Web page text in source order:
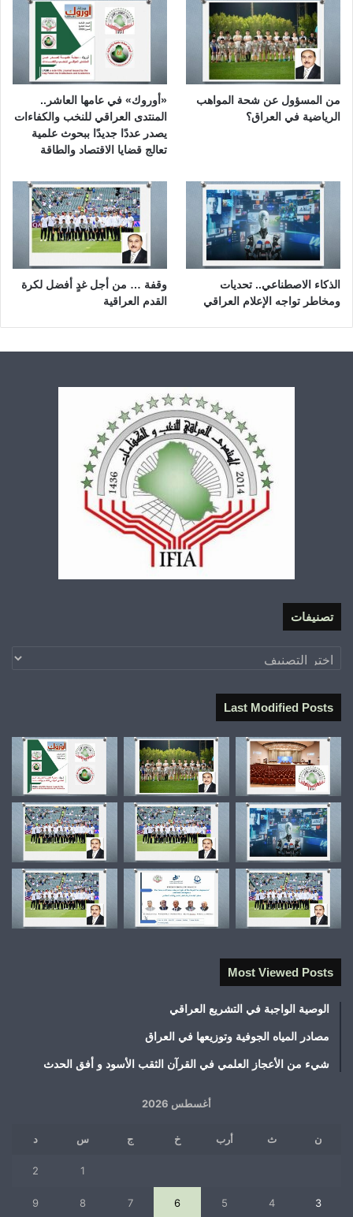
من المسؤول عن شحة المواهب
الرياضية في العراق؟
«أوروك» في عامها العاشر..
المنتدى العراقي للنخب والكفاءات
يصدر عددًا جديدًا ببحوث علمية
تعالج قضايا الاقتصاد والطاقة
الذكاء الاصطناعي.. تحديات
ومخاطر تواجه الإعلام العراقي
وقفة … من أجل غدٍ أفضل لكرة
القدم العراقية
تصنيفات
تصنيفات
Last Modified Posts
Most Viewed Posts
الوصية الواجبة في التشريع العراقي
مصادر المياه الجوفية وتوزيعها في العراق
شيء من الأعجاز العلمي في القرآن الثقب الأسود و أفق الحدث
أغسطس 2026
ن ث أرب خ ج س د
1
2
3
4
5
6
7
8
9